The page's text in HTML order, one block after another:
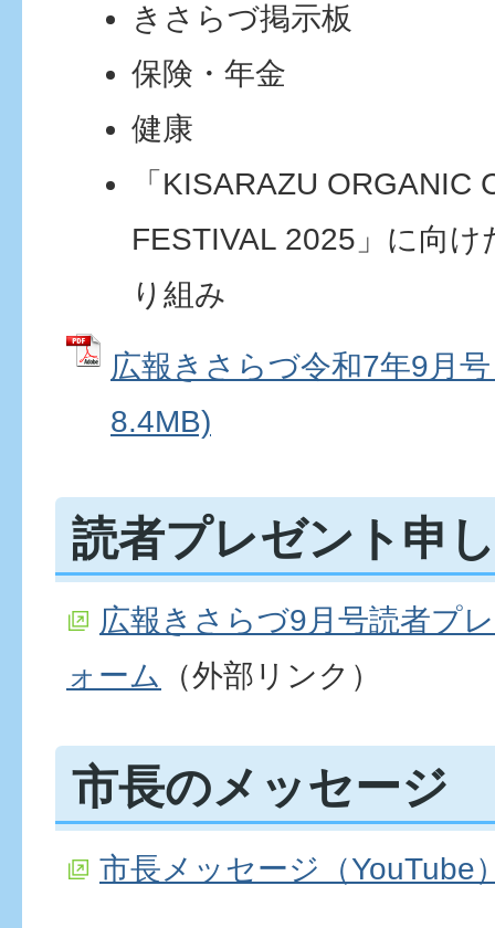
きさらづ掲示板
保険・年金
健康
「KISARAZU ORGANIC
FESTIVAL 2025」に向け
り組み
広報きさらづ令和7年9月
8.4MB)
読者プレゼント申
広報きさらづ9月号読者プ
ォーム
（外部リンク）
市長のメッセージ
市長メッセージ（YouTube